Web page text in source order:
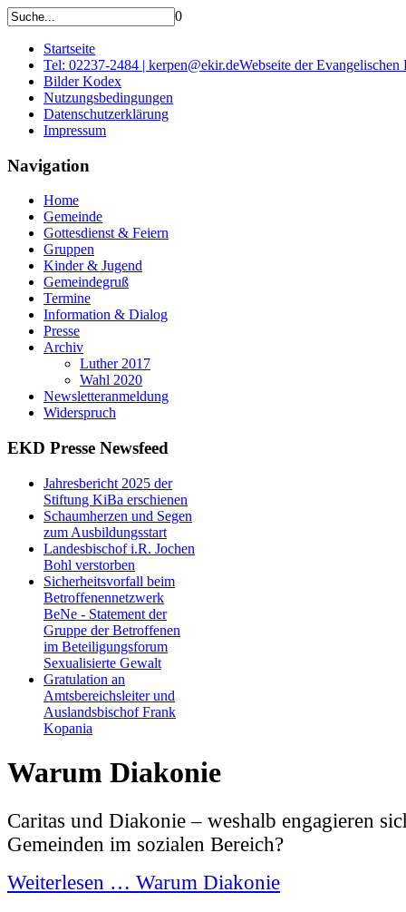
0
Startseite
Tel: 02237-2484 | kerpen@ekir.deWebseite der
Bilder Kodex
Nutzungsbedingungen
Datenschutzerklärung
Impressum
Navigation
Home
Gemeinde
Gottesdienst & Feiern
Gruppen
Kinder & Jugend
Gemeindegruß
Termine
Information & Dialog
Presse
Archiv
Luther 2017
Wahl 2020
Newsletteranmeldung
Widerspruch
EKD Presse Newsfeed
Jahresbericht 2025 der
Stiftung KiBa erschienen
Schaumherzen und Segen
zum Ausbildungsstart
Landesbischof i.R. Jochen
Bohl verstorben
Sicherheitsvorfall beim
Betroffenennetzwerk
BeNe - Statement der
Gruppe der Betroffenen
im Beteiligungsforum
Sexualisierte Gewalt
Gratulation an
Amtsbereichsleiter und
Auslandsbischof Frank
Kopania
Warum Diakonie
Caritas und Diakonie – weshalb engagieren
Gemeinden im sozialen Bereich?
Weiterlesen … Warum Diakonie